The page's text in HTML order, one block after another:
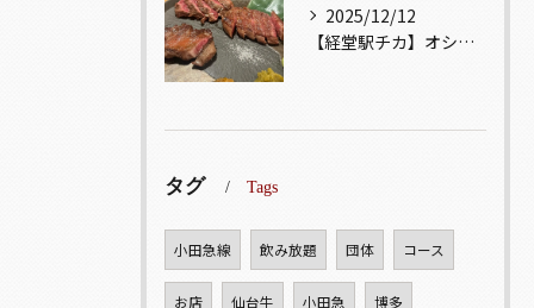
2025/12/12
【経堂駅チカ】オシャレ居酒屋🏮自慢のお肉が楽しめる🐃お得なコ...
タグ Tags
小田急線 飲み放題 団体 コース
お店 仙台牛 小田急 博多